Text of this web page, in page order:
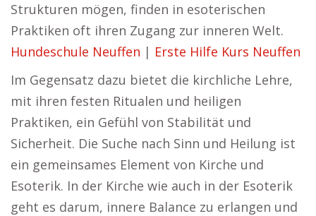
Strukturen mögen, finden in esoterischen
Praktiken oft ihren Zugang zur inneren Welt.
Hundeschule Neuffen | Erste Hilfe Kurs Neuffen
Im Gegensatz dazu bietet die kirchliche Lehre,
mit ihren festen Ritualen und heiligen
Praktiken, ein Gefühl von Stabilität und
Sicherheit. Die Suche nach Sinn und Heilung ist
ein gemeinsames Element von Kirche und
Esoterik. In der Kirche wie auch in der Esoterik
geht es darum, innere Balance zu erlangen und